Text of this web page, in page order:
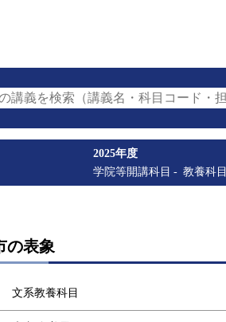
講義を検索（講義名・科目コード・担
2025年度
学院等開講科目
教養科
の表象
文系教養科目